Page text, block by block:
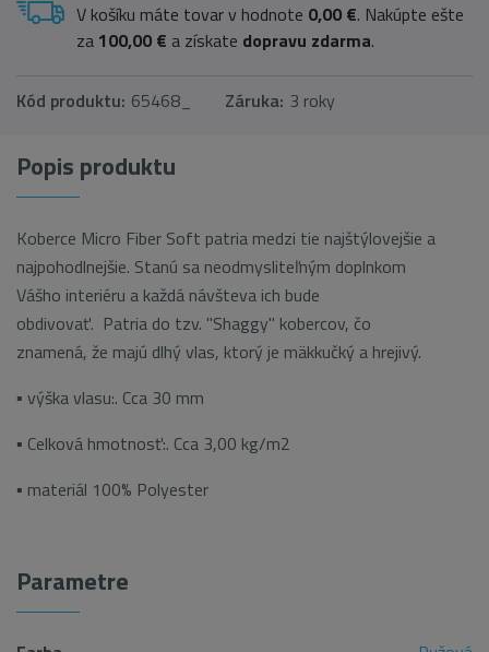
V košíku máte tovar v hodnote 0,00 €. Nakúpte ešte
za 100,00 € a získate dopravu zdarma.
Kód produktu: 65468_ Záruka: 3 roky
Popis produktu
Koberce Micro Fiber Soft patria medzi tie najštýlovejšie a
najpohodlnejšie. Stanú sa neodmysliteľným doplnkom
Vášho interiéru a každá návšteva ich bude
obdivovať. Patria do tzv. "Shaggy" kobercov, čo
znamená, že majú dlhý vlas, ktorý je mäkkučký a hrejivý.
▪ výška vlasu:. Cca 30 mm
▪ Celková hmotnosť:. Cca 3,00 kg/m2
▪ materiál 100% Polyester
Parametre